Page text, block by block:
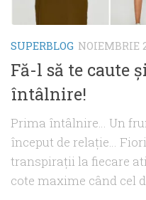
SUPERBLOG NOIEMBRIE
Fă-l să te caute
întâlnire!
Prima întâlnire… Un
început de relaţie…
transpiraţii la fiecare
cote maxime când cel